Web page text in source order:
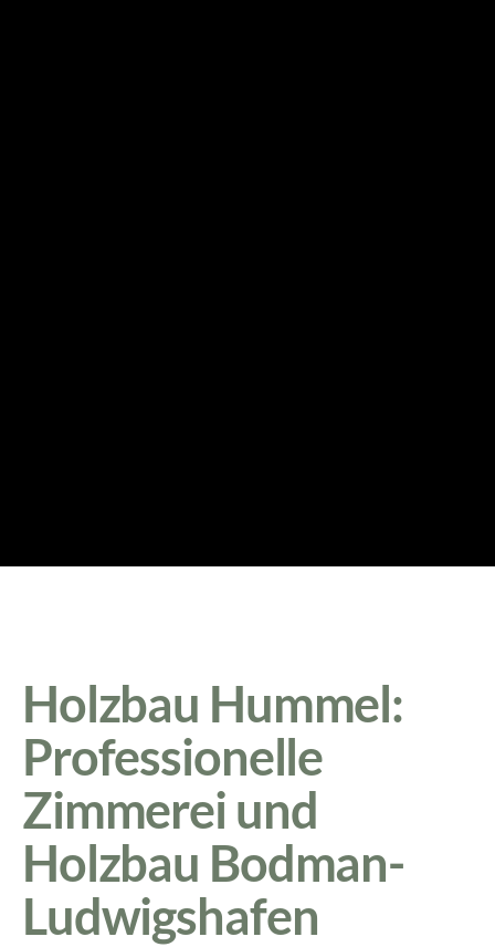
Holzbau Hummel:
Professionelle
Zimmerei und
Holzbau Bodman-
Ludwigshafen